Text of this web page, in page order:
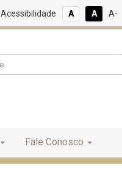
Acessibilidade A A A-
Fale Conosco